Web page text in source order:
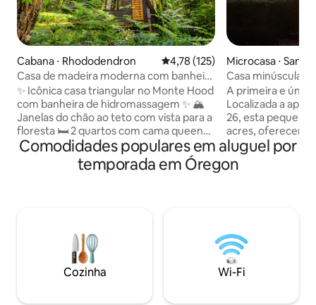
Cabana ⋅ Rhododendron 4,78 de uma avaliação média de
4,78 (125)
Casa de madeira moderna com banheira
de hidromassagem
✨ Icônica casa triangular no Monte Hood
com banheira de hidromassagem ✨ 🏔️
Janelas do chão ao teto com vista para a
floresta 🛏️ 2 quartos com cama queen
no andar de cima — acomoda 4 pessoas
🔥 Lareira de pedra e charme vintage de
meados do século 💻 Espaço de trabalho
aquecedor de parede e lareira a lenha;
no andar de baixo pode ficar mais fresco
🎿 Perto da US-26, Skyway, trilhas e esqui
no Monte Hood para esquiar.
Microcasa ⋅ Sandy
Casa minúscula
Hood!
A primeira e única
Localizada a
26, esta pequena
acres,
tranquilo e
Mt. Aventuras
tem seu próprio
personalizado de
abre totalmente
trazendo a
a sua estadia
Comodidades populares em aluguel por
temporada em Óregon
Cozinha Wi-Fi